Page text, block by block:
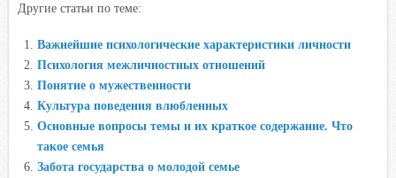
c
b
o
o
k
i
e
r
a
A
p
p
R
u
a
s
n
Другие статьи по теме:
Важнейшие психологические характеристики личности
Психология межличностных отношений
Понятие о мужественности
Культура поведения влюбленных
Основные вопросы темы и их краткое содержание. Что
такое семья
Забота государства о молодой семье